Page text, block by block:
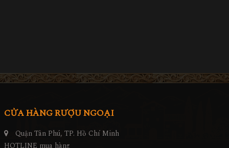
Quận Tân Phú, TP. Hồ Chí Minh
HOTLINE mua hàng
0972.12345.1